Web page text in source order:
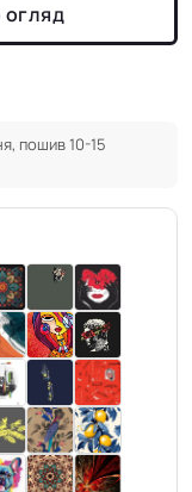
огляд
пошив 10-15